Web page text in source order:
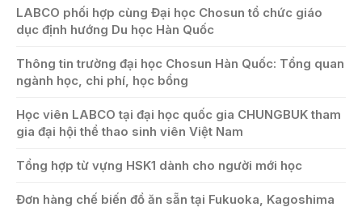
LABCO phối hợp cùng Đại học Chosun tổ chức giáo
dục định hướng Du học Hàn Quốc
Thông tin trường đại học Chosun Hàn Quốc: Tổng quan
ngành học, chi phí, học bổng
Học viên LABCO tại đại học quốc gia CHUNGBUK tham
gia đại hội thể thao sinh viên Việt Nam
Tổng hợp từ vựng HSK1 dành cho người mới học
Đơn hàng chế biến đồ ăn sẵn tại Fukuoka, Kagoshima